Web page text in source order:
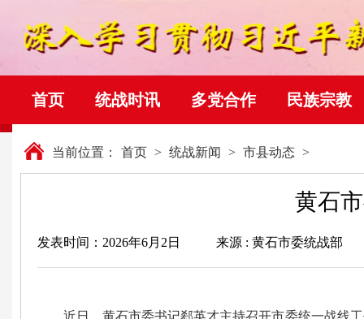
首页 统战时讯 多党合作 民族宗教
当前位置： 首页 > 统战新闻 > 市县动态 >
黄石
发表时间：2026年6月2日 来源 : 黄石市委统战部
近日，黄石市委书记郄英才主持召开市委统一战线